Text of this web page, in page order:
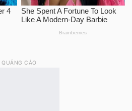
QUẢNG CÁO